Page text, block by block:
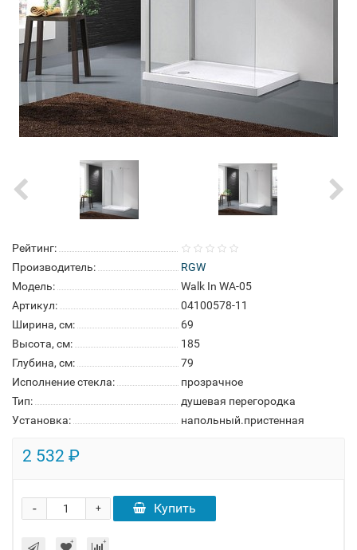
Рейтинг:
Производитель:
RGW
Модель:
Walk In WA-05
Артикул:
04100578-11
Ширина, см:
69
Высота, см:
185
Глубина, см:
79
Исполнение стекла:
прозрачное
Тип:
душевая перегородка
Установка:
напольный.пристенная
2 532 ₽
+
- Купить